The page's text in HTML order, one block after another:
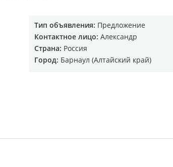
Тип объявления: Предложение
Контактное лицо: Александр
Страна: Россия
Город: Барнаул (Алтайский край)